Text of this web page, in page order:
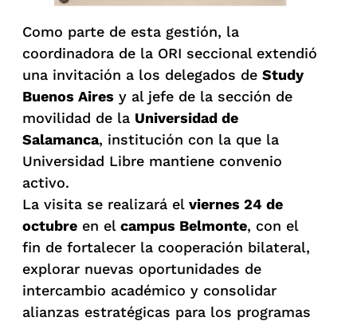
Como parte de esta gestión, la
coordinadora de la ORI seccional extendió
una invitación a los delegados de Study
Buenos Aires y al jefe de la sección de
movilidad de la Universidad de
Salamanca, institución con la que la
Universidad Libre mantiene convenio
activo.
La visita se realizará el viernes 24 de
octubre en el campus Belmonte, con el
fin de fortalecer la cooperación bilateral,
explorar nuevas oportunidades de
intercambio académico y consolidar
alianzas estratégicas para los programas